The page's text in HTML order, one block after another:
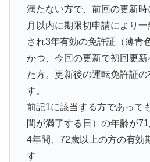
満たない方で、前回の更新
月以内に期限切申請により
され3年有効の免許証（薄青
かつ、今回の更新で初回更
た方。更新後の運転免許証
す。
前記1に該当する方であって
間が満了する日）の年齢が
4年間、72歳以上の方の有効
す